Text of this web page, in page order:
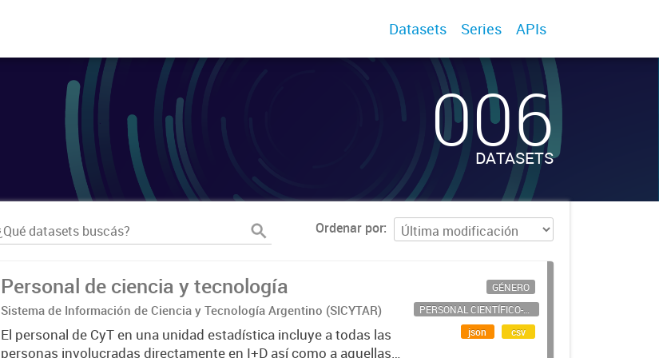
Datasets Series APIs
006
DATASETS
Ordenar por
Personal de ciencia y tecnología
Sistema de Información de Ciencia y Tecnología Argentino (SICYTAR)
El personal de CyT en una unidad estadística incluye a todas las
personas involucradas directamente en I+D así como a aquellas
GÉNERO
PERSONAL CIENTÍFICO-TECNOLÓGICO
json
csv